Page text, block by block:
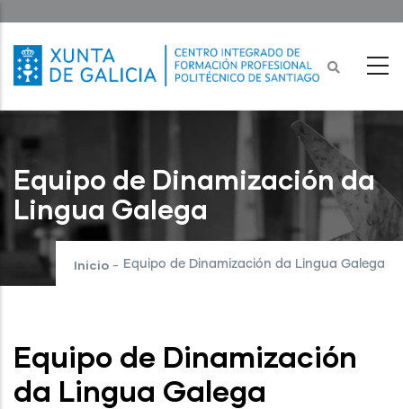
contido
principal
Equipo de Dinamización da
Lingua Galega
Inicio - Equipo de Dinamización da Lingua Galega
Equipo de Dinamización
da Lingua Galega